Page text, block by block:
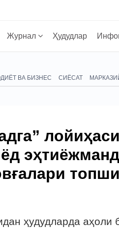
Журнал Ҳудудлар
ВА БИЗНЕС СИЁСАТ
лойиҳаси
эҳтиёжманд
ҳудудларда аҳоли